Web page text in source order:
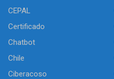
CEPAL
Certificado
Chatbot
Chile
Ciberacoso